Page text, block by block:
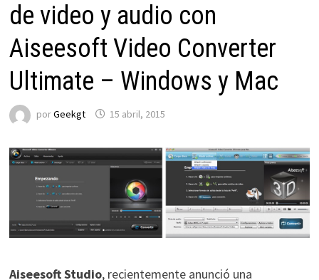
de video y audio con
Aiseesoft Video Converter
Ultimate – Windows y Mac
porGeekgt 15 abril, 2015
Aiseesoft Studio, recientemente anunció una